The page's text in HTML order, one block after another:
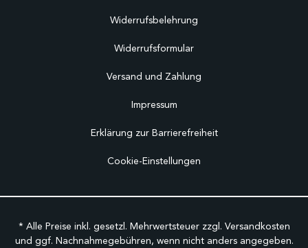
Widerrufsbelehrung
Widerrufsformular
Versand und Zahlung
Impressum
Erklärung zur Barrierefreiheit
Cookie-Einstellungen
* Alle Preise inkl. gesetzl. Mehrwertsteuer zzgl. Versandkosten
und ggf. Nachnahmegebühren, wenn nicht anders angegeben.